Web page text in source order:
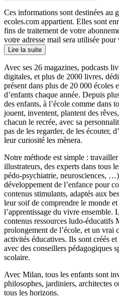
Ces informations sont destinées au
ecoles.com appartient. Elles sont
fins de traitement de votre
votre adresse mail sera utilisée
Lire la suite
Avec ses 26 magazines, podcasts
digitales, et plus de 2000 livres,
présent dans plus de 20 000 écoles
d’enfants chaque année. Depuis
des enfants, à l’école comme dans
jouent, inventent, plantent des
chacun le recrée, avec sa
pas de les regarder, de les écouter,
leur curiosité les mènera.
Notre méthode est simple :
illustrateurs, des experts dans tous
pédo-psychiatrie, neurosciences, …)
développement de l’enfance pour
contenus stimulants, adaptés aux
leur soif de comprendre le monde
l’apprentissage du vivre ensemble.
contenus ressources ludo-éducatifs
prolongement de l’école, et un vrai
activités éducatives. Ils sont créés
avec des conseillers pédagogiques
scolaire.
Avec Milan, tous les enfants sont
philosophes, jardiniers, architectes
tous les horizons.